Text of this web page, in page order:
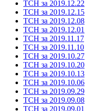
ТСН за 2019.12.22
ТСН за 2019.12.15
ТСН за 2019.12.08
ТСН за 2019.12.01
ТСН за 2019.11.17
ТСН за 2019.11.10
ТСН за 2019.10.27
ТСН за 2019.10.20
ТСН за 2019.10.13
ТСН за 2019.10.06
ТСН за 2019.09.29
ТСН за 2019.09.08
ТСН за 2019.09.01